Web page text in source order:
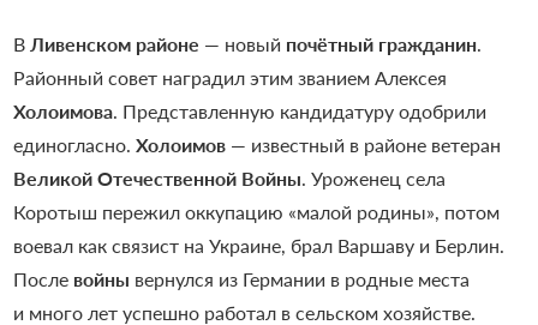
В Ливенском районе — новый почётный гражданин.
Районный совет наградил этим званием Алексея
Холоимова. Представленную кандидатуру одобрили
единогласно. Холоимов— известный в районе ветеран
Великой Отечественной Войны . Уроженец села
Коротыш пережил оккупацию «малой родины», потом
воевал как связист на Украине, брал Варшаву и Берлин.
После войны вернулся из Германии в родные места
и много лет успешно работал в сельском хозяйстве.